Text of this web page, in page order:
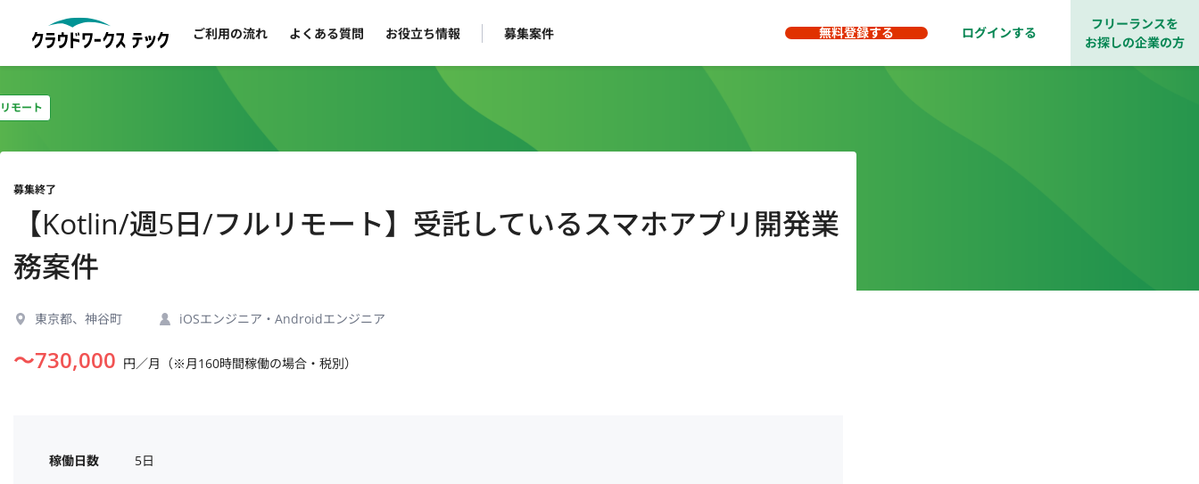
ご利用の流れ よくある質問 お役立ち情報 募集案件 無料登録する ログインする
フリーランスを
お探しの企業の方
モート
募集終了
【Kotlin/週5日/フルリモート】受託しているスマホアプリ開発業
務案件
東京都、神谷町 iOSエンジニア・Androidエンジニア
〜730,000 円／月（※月160時間稼働の場合・税別）
稼働日数
5日